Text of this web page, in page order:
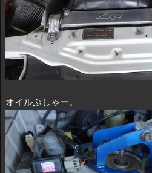
オイルぶしゃー。